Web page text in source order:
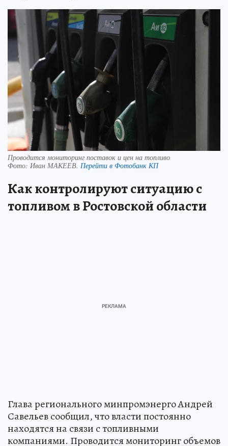
Проводится мониторинг поставок и цен на топливо
Фото: Иван МАКЕЕВ. Перейти в Фотобанк КП
Как контролируют ситуацию с
топливом в Ростовской области
Глава регионального минпромэнерго Андрей
Савельев сообщил, что власти постоянно
находятся на связи с топливными
компаниями. Проводится мониторинг объемов